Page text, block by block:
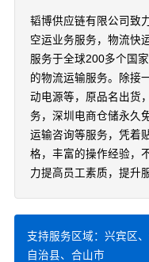
韬博供应链有限公司致
空运业务服务，物流快
服务于全球200多个国
的物流运输服务。除接
动电源等，原品名出货
务，深圳电商仓储永久
运输咨询等服务，凭着
格，丰富的操作经验，
力提高员工素质，提升
支持服务区域：兴宾区
自治县、合山市